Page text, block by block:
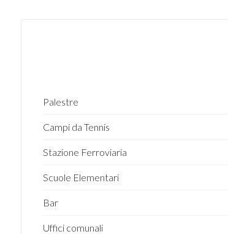
Palestre
Campi da Tennis
Stazione Ferroviaria
Scuole Elementari
Bar
Uffici comunali
Qualsiasi